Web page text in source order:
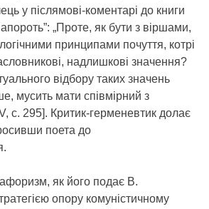
у післямові-коментарі до книги
„Проте, як бути з віршами,
принципами почуття, котрі
надлишкові значення?
відбору таких значень
мусить мати співмірний з
с. 295]. Критик-герменевтик долає
поета до
як його подає В.
опору комуністичному